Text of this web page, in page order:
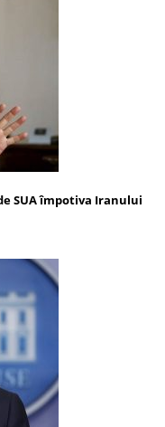
SUA împotiva Iranului